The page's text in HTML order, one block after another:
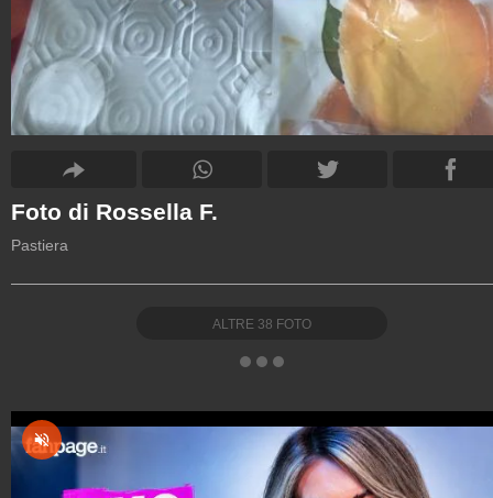
Foto di Rossella F.
Pastiera
ALTRE 38 FOTO